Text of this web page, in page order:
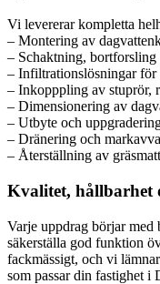
Vi levererar kompletta
– Montering av
– Schaktning, bortforsling
– Infiltrationslösningar för
– Inkopppling av stuprör,
– Dimensionering av
– Utbyte och
– Dränering och
– Återställning av
Kvalitet, hållbarhet
Varje uppdrag börjar med
säkerställa god funktion
fackmässigt, och vi
som passar din fastighet